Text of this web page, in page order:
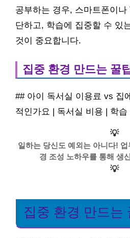
공부하는 경우, 스마트폰이
단하고, 학습에 집중할 수 있
것이 중요합니다.
집중 환경 만드는 꿀
## 아이 독서실 이용료 vs 집
적인가요 | 독서실 비용 | 학습
💡
일하는 당신도 예외는 아니다!
경 조성 노하우를 통해 생
💡
집중 환경 만드는